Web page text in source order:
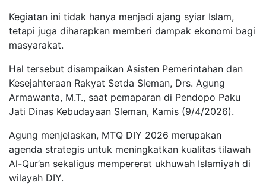
Kegiatan ini tidak hanya menjadi ajang syiar Islam,
tetapi juga diharapkan memberi dampak ekonomi bagi
masyarakat.
Hal tersebut disampaikan Asisten Pemerintahan dan
Kesejahteraan Rakyat Setda Sleman, Drs. Agung
Armawanta, M.T., saat pemaparan di Pendopo Paku
Jati Dinas Kebudayaan Sleman, Kamis (9/4/2026).
Agung menjelaskan, MTQ DIY 2026 merupakan
agenda strategis untuk meningkatkan kualitas tilawah
Al-Qur’an sekaligus mempererat ukhuwah Islamiyah di
wilayah DIY.